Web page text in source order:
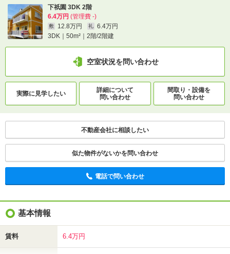
下祇園 3DK 2階
6.4万円 (管理費 -)
敷 12.8万円 礼
6.4万円
3DK｜50m²｜2階/2階建
空室状況を問い合わせ
実際に見学したい
詳細について
問い合わせ
間取り・設備を
問い合わせ
不動産会社に相談したい
似た物件がないかを問い合わせ
電話で問い合わせ
基本情報
賃料 6.4万円